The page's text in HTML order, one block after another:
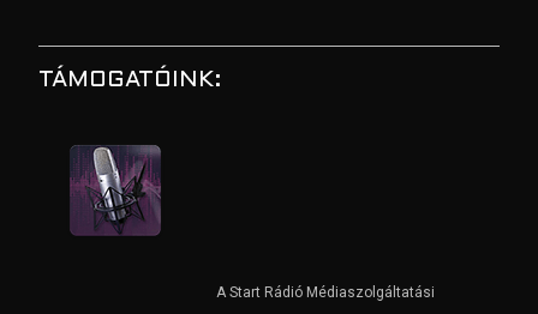
TÁMOGATÓINK:
A Start Rádió Médiaszolgáltatási